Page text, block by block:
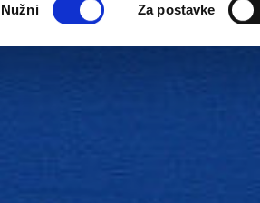
pristanka
Nužni Za postavke